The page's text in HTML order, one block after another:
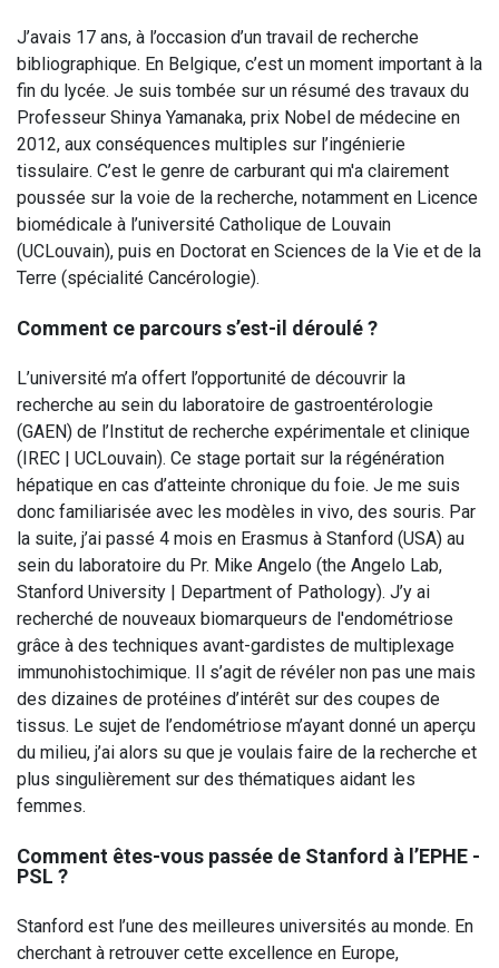
J’avais 17 ans, à l’occasion d’un travail de recherche
bibliographique. En Belgique, c’est un moment important à la
fin du lycée. Je suis tombée sur un résumé des travaux du
Professeur Shinya Yamanaka, prix Nobel de médecine en
2012, aux conséquences multiples sur l’ingénierie
tissulaire. C’est le genre de carburant qui m'a clairement
poussée sur la voie de la recherche, notamment en Licence
biomédicale à l’université Catholique de Louvain
(UCLouvain), puis en Doctorat en Sciences de la Vie et de la
Terre (spécialité Cancérologie).
Comment ce parcours s’est-il déroulé ?
L’université m’a offert l’opportunité de découvrir la
recherche au sein du laboratoire de gastroentérologie
(GAEN) de l’Institut de recherche expérimentale et clinique
(IREC | UCLouvain). Ce stage portait sur la régénération
hépatique en cas d’atteinte chronique du foie. Je me suis
donc familiarisée avec les modèles in vivo, des souris. Par
la suite, j’ai passé 4 mois en Erasmus à Stanford (USA) au
sein du laboratoire du Pr. Mike Angelo (the Angelo Lab,
Stanford University | Department of Pathology). J’y ai
recherché de nouveaux biomarqueurs de l'endométriose
grâce à des techniques avant-gardistes de multiplexage
immunohistochimique. Il s’agit de révéler non pas une mais
des dizaines de protéines d’intérêt sur des coupes de
tissus. Le sujet de l’endométriose m’ayant donné un aperçu
du milieu, j’ai alors su que je voulais faire de la recherche et
plus singulièrement sur des thématiques aidant les
femmes.
Comment êtes-vous passée de Stanford à l’EPHE -
PSL ?
Stanford est l’une des meilleures universités au monde. En
cherchant à retrouver cette excellence en Europe,